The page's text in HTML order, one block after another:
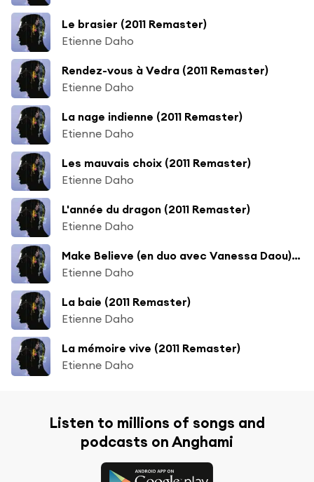
Le brasier (2011 Remaster)
Etienne Daho
Rendez-vous à Vedra (2011 Remaster)
Etienne Daho
La nage indienne (2011 Remaster)
Etienne Daho
Les mauvais choix (2011 Remaster)
Etienne Daho
L'année du dragon (2011 Remaster)
Etienne Daho
Make Believe (en duo avec Vanessa Daou) [2011 Remaster]
Etienne Daho
La baie (2011 Remaster)
Etienne Daho
La mémoire vive (2011 Remaster)
Etienne Daho
Listen to millions of songs and
podcasts on Anghami